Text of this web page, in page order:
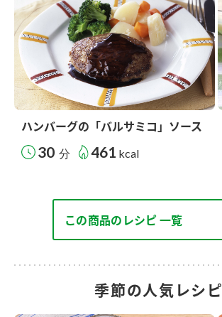
ハンバーグの「バルサミコ」ソース
30 分 461 kcal
この商品のレシピ 一覧
季節の人気レシピ